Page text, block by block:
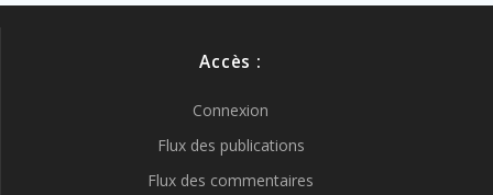
Accès :
Connexion
Flux des publications
Flux des commentaires